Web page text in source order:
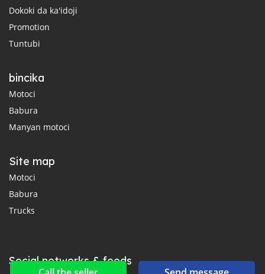
Dokoki da ka'idoji
Promotion
Tuntubi
bincika
Motoci
Babura
Manyan motoci
Site map
Motoci
Babura
Trucks
Social networks & feeds